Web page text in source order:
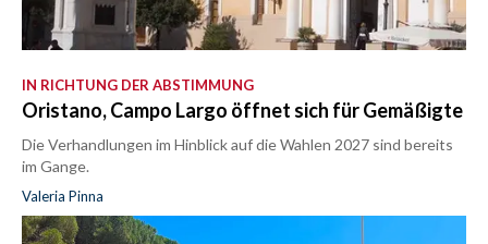
IN RICHTUNG DER ABSTIMMUNG
Oristano, Campo Largo öffnet sich für Gemäßigte
Die Verhandlungen im Hinblick auf die Wahlen 2027 sind bereits
im Gange.
Valeria Pinna